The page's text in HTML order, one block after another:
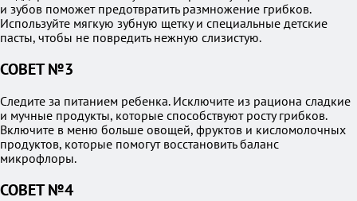
и зубов поможет предотвратить размножение грибков.
Используйте мягкую зубную щетку и специальные детские
пасты, чтобы не повредить нежную слизистую.
СОВЕТ №3
Следите за питанием ребенка. Исключите из рациона сладкие
и мучные продукты, которые способствуют росту грибков.
Включите в меню больше овощей, фруктов и кисломолочных
продуктов, которые помогут восстановить баланс
микрофлоры.
СОВЕТ №4